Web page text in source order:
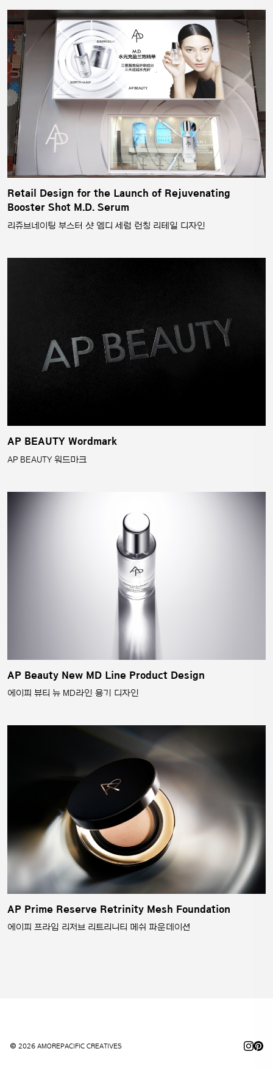
Retail Design for the Launch of Rejuvenating
Booster Shot M.D. Serum
리쥬브네이팅 부스터 샷 엠디 세럼 런칭 리테일 디자인
AP BEAUTY Wordmark
AP BEAUTY 워드마크
AP Beauty New MD Line Product Design
에이피 뷰티 뉴 MD라인 용기 디자인
AP Prime Reserve Retrinity Mesh Foundation
에이피 프라임 리저브 리트리니티 메쉬 파운데이션
© 2026 AMOREPACIFIC CREATIVES